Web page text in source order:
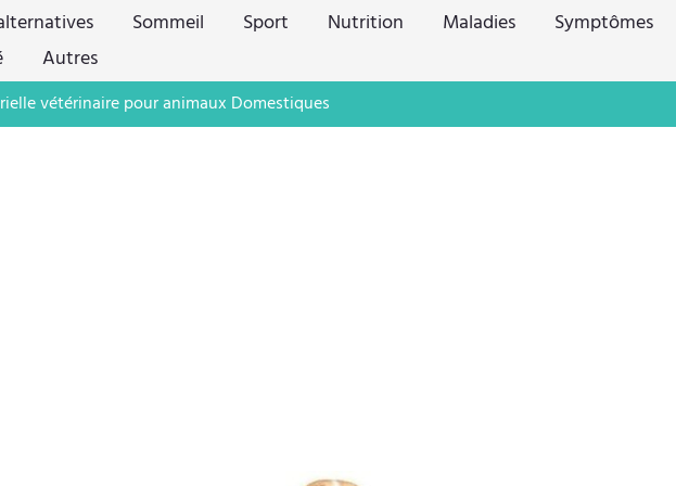
Sommeil Sport Nutrition Maladies
Symptômes
Autres
vétérinaire pour animaux Domestiques